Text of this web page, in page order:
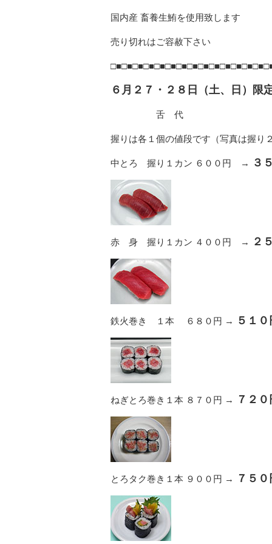
国内産 畜養生鮪を使用致します
売り切れはご容赦下さい
６月２７・２８日（土、日）限
舌 代
握りは各１個の値段です（写真は握り
中とろ 握り１カン ６００円 → ３
赤 身 握り１カン ４００円 → ２
鉄火巻き １本 ６８０円 → ５１０
ねぎとろ巻き１本 ８７０円 → ７２０
とろタク巻き１本 ９００円 → ７５０